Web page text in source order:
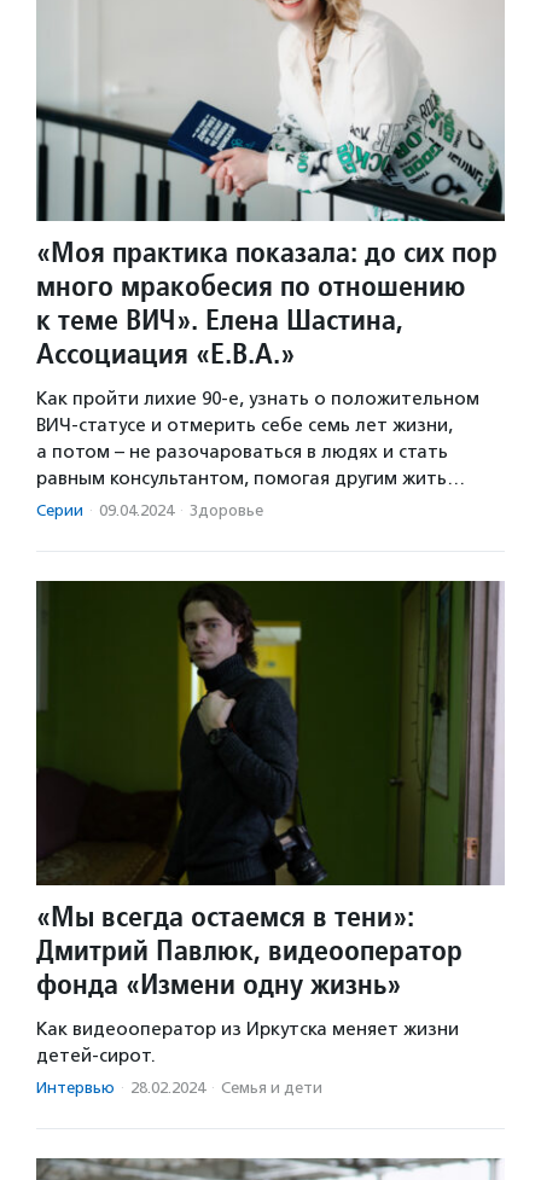
«Моя практика показала: до сих пор
много мракобесия по отношению
к теме ВИЧ». Елена Шастина,
Ассоциация «Е.В.А.»
Как пройти лихие 90-е, узнать о положительном
ВИЧ-статусе и отмерить себе семь лет жизни,
а потом – не разочароваться в людях и стать
равным консультантом, помогая другим жить…
Серии · 09.04.2024 · Здоровье
«Мы всегда остаемся в тени»:
Дмитрий Павлюк, видеооператор
фонда «Измени одну жизнь»
Как видеооператор из Иркутска меняет жизни
детей-сирот.
Интервью · 28.02.2024 · Семья и дети